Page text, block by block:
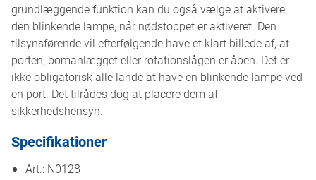
grundlæggende funktion kan du også vælge at aktivere
den blinkende lampe, når nødstoppet er aktiveret. Den
tilsynsførende vil efterfølgende have et klart billede af, at
porten, bomanlægget eller rotationslågen er åben. Det er
ikke obligatorisk alle lande at have en blinkende lampe ved
en port. Det tilrådes dog at placere dem af
sikkerhedshensyn.
Specifikationer
Art.: N0128